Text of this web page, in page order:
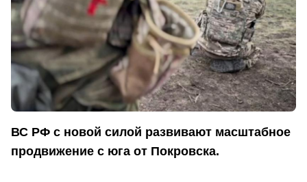
ВС РФ с новой силой развивают масштабное
продвижение с юга от Покровска.